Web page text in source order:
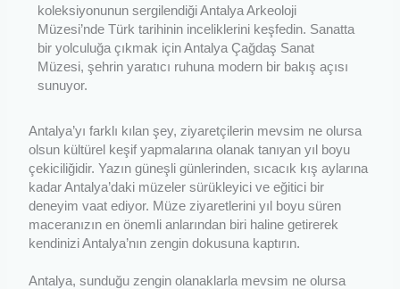
koleksiyonunun sergilendiği Antalya Arkeoloji
Müzesi’nde Türk tarihinin inceliklerini keşfedin. Sanatta
bir yolculuğa çıkmak için Antalya Çağdaş Sanat
Müzesi, şehrin yaratıcı ruhuna modern bir bakış açısı
sunuyor.
Antalya’yı farklı kılan şey, ziyaretçilerin mevsim ne olursa
olsun kültürel keşif yapmalarına olanak tanıyan yıl boyu
çekiciliğidir. Yazın güneşli günlerinden, sıcacık kış aylarına
kadar Antalya’daki müzeler sürükleyici ve eğitici bir
deneyim vaat ediyor. Müze ziyaretlerini yıl boyu süren
maceranızın en önemli anlarından biri haline getirerek
kendinizi Antalya’nın zengin dokusuna kaptırın.
Antalya, sunduğu zengin olanaklarla mevsim ne olursa